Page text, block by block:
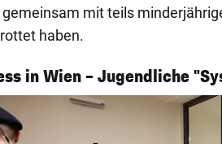
mit teils
haben.
in Wien – Jugendliche
1/3